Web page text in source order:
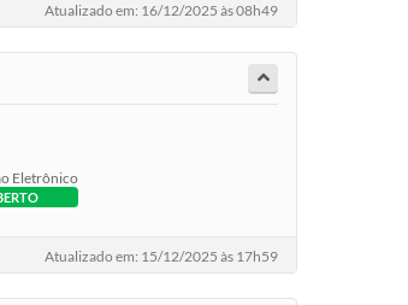
Atualizado em: 16/12/2025 às 08h49
Eletrônico
Atualizado em: 15/12/2025 às 17h59